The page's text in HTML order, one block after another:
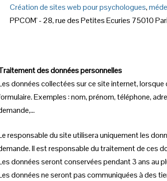
Création de sites web pour psychologues,
PPCOM' - 28, rue des Petites Ecuries 75010
des données personnelles
données collectées sur ce site internet,
Exemples : nom, prénom, téléphone,
responsable du site utilisera uniquement les
Il est responsable du traitement de ces
données seront conservées pendant 3 ans au
données ne seront pas communiquées à des